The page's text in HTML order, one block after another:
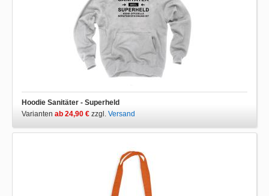
Hoodie Sanitäter - Superheld
Varianten ab 24,90 € zzgl. Versand